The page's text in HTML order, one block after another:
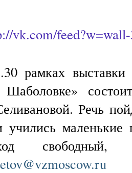
vk.com/
рамках
Речь
учились маленькие
свободный,